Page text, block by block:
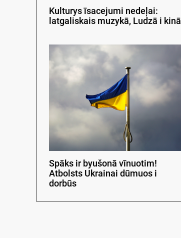
Kulturys īsacejumi nedeļai:
latgaliskais muzykā, Ludzā i kinā
Spāks ir byušonā vīnuotim!
Atbolsts Ukrainai dūmuos i
dorbūs